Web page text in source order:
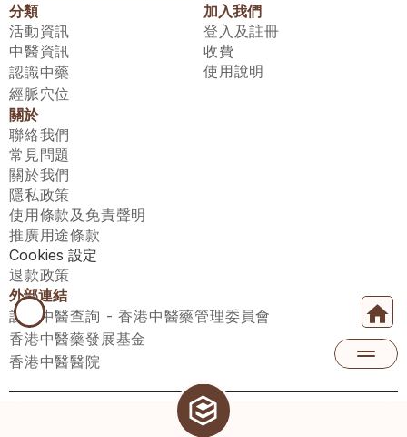
分類
活動資訊
中醫資訊
認識中藥
經脈穴位
加入我們
登入及註冊
收費
使用說明
關於
聯絡我們
常見問題
關於我們
隱私政策
使用條款及免責聲明
推廣用途條款
Cookies 設定
退款政策
外部連結
註冊中醫查詢 - 香港中醫藥管理委員會
香港中醫藥發展基金
香港中醫醫院
醫師匯有限公司 ECWAY LIMITED Copyright 2026© All rights